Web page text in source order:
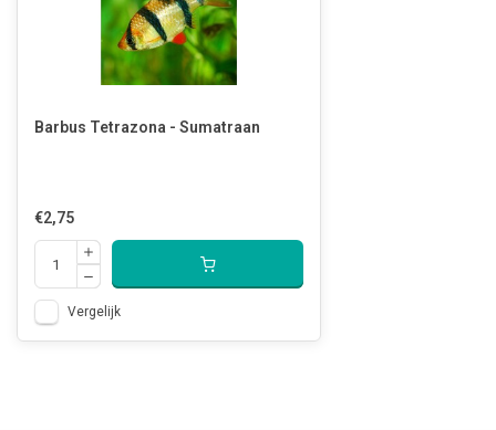
Barbus Tetrazona - Sumatraan
€2,75
Vergelijk